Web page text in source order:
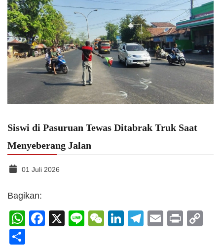
Siswi di Pasuruan Tewas Ditabrak Truk Saat
Menyeberang Jalan
01 Juli 2026
Bagikan:
WhatsApp
Facebook
X LineWeChat
LinkedIn
Telegram
Email
Print